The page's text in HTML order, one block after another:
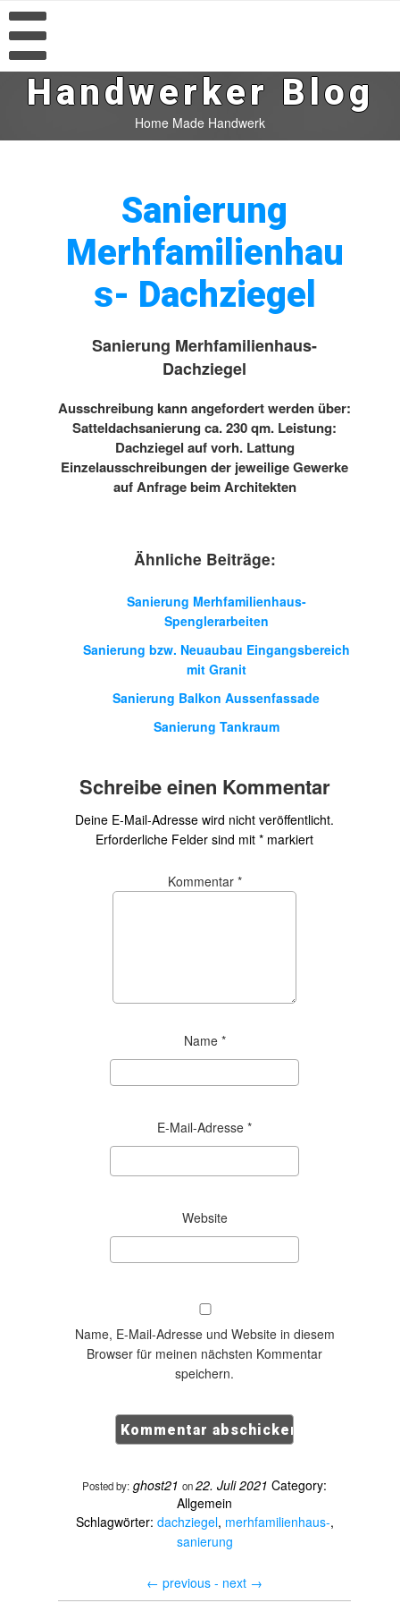
Handwerker Blog
Home Made Handwerk
Sanierung
Merhfamilienhau
s- Dachziegel
Sanierung Merhfamilienhaus-
Dachziegel
Ausschreibung kann angefordert werden über:
Satteldachsanierung ca. 230 qm. Leistung:
Dachziegel auf vorh. Lattung
Einzelausschreibungen der jeweilige Gewerke
auf Anfrage beim Architekten
Ähnliche Beiträge:
Sanierung Merhfamilienhaus-
Spenglerarbeiten
Sanierung bzw. Neuaubau Eingangsbereich
mit Granit
Sanierung Balkon Aussenfassade
Sanierung Tankraum
Schreibe einen Kommentar
Deine E-Mail-Adresse wird nicht veröffentlicht.
Erforderliche Felder sind mit * markiert
Kommentar *
Name *
E-Mail-Adresse *
Website
Name, E-Mail-Adresse und Website in diesem
Browser für meinen nächsten Kommentar
speichern.
Posted by: ghost21 on22. Juli 2021 Category:
Allgemein
Schlagwörter: dachziegel, merhfamilienhaus-,
sanierung
← previous - next →